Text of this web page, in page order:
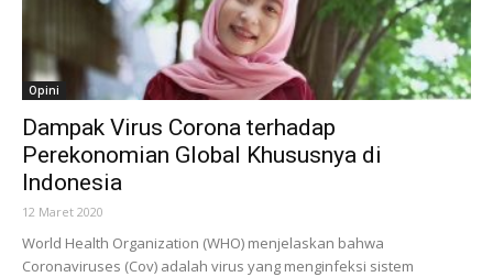
Opini
Dampak Virus Corona terhadap
Perekonomian Global Khususnya di
Indonesia
12 Maret 2020
World Health Organization (WHO) menjelaskan bahwa
Coronaviruses (Cov) adalah virus yang menginfeksi sistem